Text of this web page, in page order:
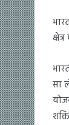
सा